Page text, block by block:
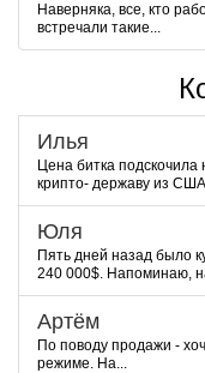
Наверняка, все, кто
встречали такие...
Илья
Цена битка подскочила
крипто- державу из
Юля
Пять дней назад было
240 000$. Напоминаю,
Артём
По поводу продажи -
режиме. На...